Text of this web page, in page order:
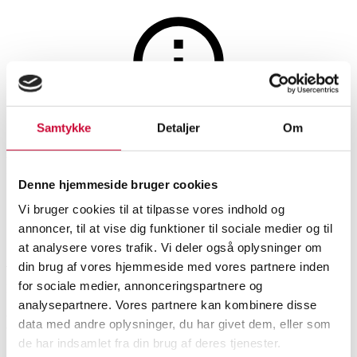
Samtykke Detaljer Om
Denne hjemmeside bruger cookies
Vi bruger cookies til at tilpasse vores indhold og
annoncer, til at vise dig funktioner til sociale medier og til
at analysere vores trafik. Vi deler også oplysninger om
din brug af vores hjemmeside med vores partnere inden
for sociale medier, annonceringspartnere og
analysepartnere. Vores partnere kan kombinere disse
data med andre oplysninger, du har givet dem, eller som
de har indsamlet fra din brug af deres tjenester.
Skydevåben
Auktionen er afsluttet
SHOWROOM
København
VURDERING
2.400 6545866
Momsvare
Beskrivelse